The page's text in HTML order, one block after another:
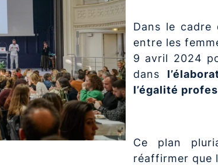
Dans le cadre
entre les
9 avril 2024
dans
l’égalité
Ce plan
réaffirmer que